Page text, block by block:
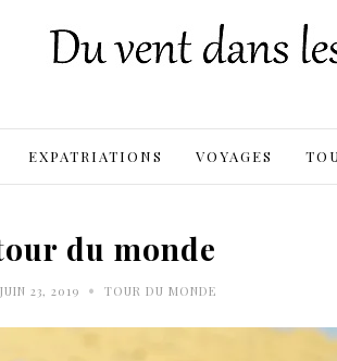
EXPATRIATIONS VOYAGES
du monde
JUIN 23, 2019 • TOUR DU MONDE